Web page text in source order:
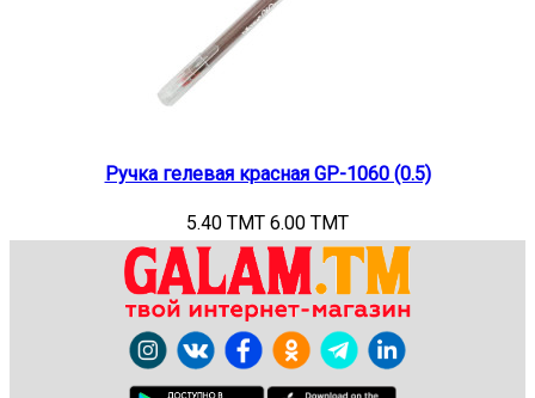
Ручка гелевая красная GP-1060 (0.5)
5.40 TMT 6.00 TMT